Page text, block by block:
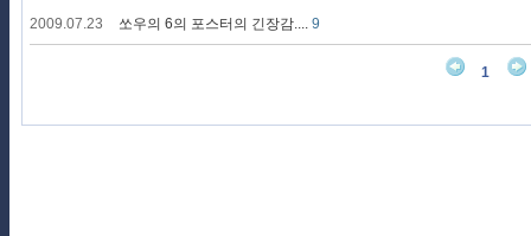
2009.07.23 쏘우의 6의 포스터의 긴장감.... 9
1